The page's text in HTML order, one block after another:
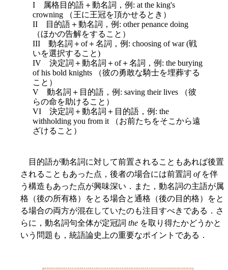
I 属格目的語＋動名詞，例: at the king's
crowning （王に王冠を頂かせるとき）
II 目的語＋動名詞，例: other penance doing
（ほかの告解をすること）
III 動名詞＋of＋名詞，例: choosing of war (戦
いを選択すること)
IV 決定詞＋動名詞＋of＋名詞，例: the burying
of his bold knights （彼の勇敢な騎士を埋葬する
こと）
V 動名詞＋目的語，例: saving their lives （彼
らの命を助けること）
VI 決定詞＋動名詞＋目的語，例: the
withholding you from it （お前たちをそこから遠
ざけること）
目的語が動名詞に対して前置されることもあれば後置
されることもあった点，後者の場合には前置詞 ofを伴
う構造もあった点が興味深い．また，動名詞の主語が属
格（後の所有格）をとる場合と通格（後の目的格）をと
る場合の両方が混在していたのも注目すべきである．さ
らに，動名詞句全体が定冠詞 the を取り得たかどうかと
いう問題も，統語論史上の重要なポイントである．